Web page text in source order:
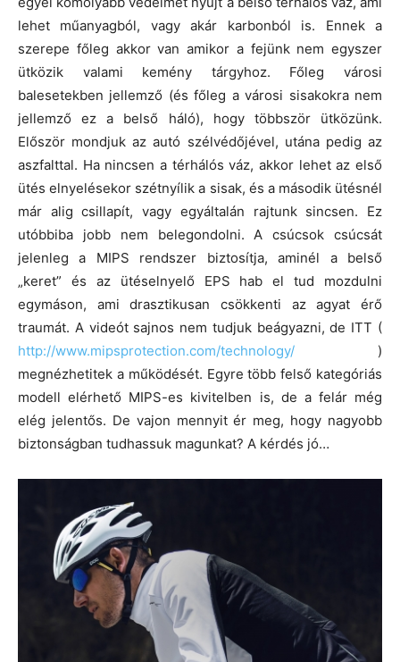
lehet műanyagból, vagy akár karbonból is. Ennek a
szerepe főleg akkor van amikor a fejünk nem egyszer
ütközik valami kemény tárgyhoz. Főleg városi
balesetekben jellemző (és főleg a városi sisakokra nem
jellemző ez a belső háló), hogy többször ütközünk.
Először mondjuk az autó szélvédőjével, utána pedig az
aszfalttal. Ha nincsen a térhálós váz, akkor lehet az első
ütés elnyelésekor szétnyílik a sisak, és a második ütésnél
már alig csillapít, vagy egyáltalán rajtunk sincsen. Ez
utóbbiba jobb nem belegondolni. A csúcsok csúcsát
jelenleg a MIPS rendszer biztosítja, aminél a belső
„keret” és az ütéselnyelő EPS hab el tud mozdulni
egymáson, ami drasztikusan csökkenti az agyat érő
traumát. A videót sajnos nem tudjuk beágyazni, de ITT (
http://www.mipsprotection.com/technology/ )
megnézhetitek a működését. Egyre több felső kategóriás
modell elérhető MIPS-es kivitelben is, de a felár még
elég jelentős. De vajon mennyit ér meg, hogy nagyobb
biztonságban tudhassuk magunkat? A kérdés jó…